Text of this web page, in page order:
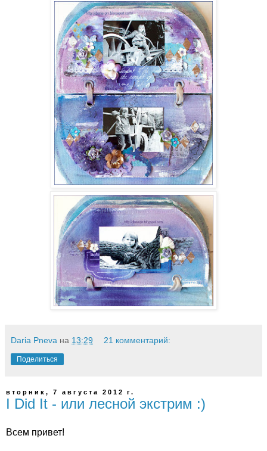
Daria Pneva на 13:29 21 комментарий:
Поделиться
вторник, 7 августа 2012 г.
I Did It - или лесной экстрим :)
Всем привет!